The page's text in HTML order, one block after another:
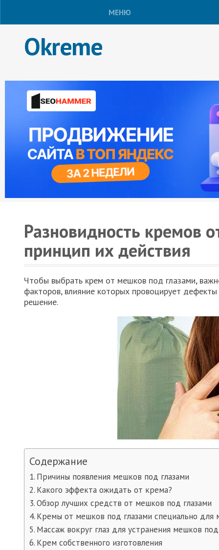
МЕНЮ
Okreme
Разновидность кремов
принцип их действия
Чтобы выбрать крем от мешков под глазами,
факторов, влияние которых провоцирует
решение.
Содержание
Причины появления мешков под глазами
Какого эффекта ожидать от крема?
Обзор лучших средств от мешков под глазами
Кремы от мешков под глазами специально для
Массаж вокруг глаз для устранения мешков
Крем собственного изготовления